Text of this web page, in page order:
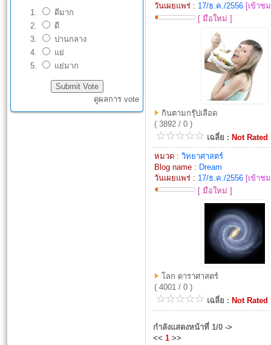
ดีมาก
ดี
ปานกลาง
แย่
แย่มาก
ดูผลการ vote
วันเผยแพร่ : 17/ธ.ค./2556 [เข้าช
[ มือใหม่ ]
กินตามกรุ๊ปเลือด
( 3892 / 0 )
เฉลี่ย : Not Rated
หมวด : วิทยาศาสตร์
Blog name : Dream
วันเผยแพร่ : 17/ธ.ค./2556 [เข้าช
[ มือใหม่ ]
โลก ดาราศาสตร์
( 4001 / 0 )
เฉลี่ย : Not Rated
กำลังแสดงหน้าที่ 1/0 ->
<< 1 >>